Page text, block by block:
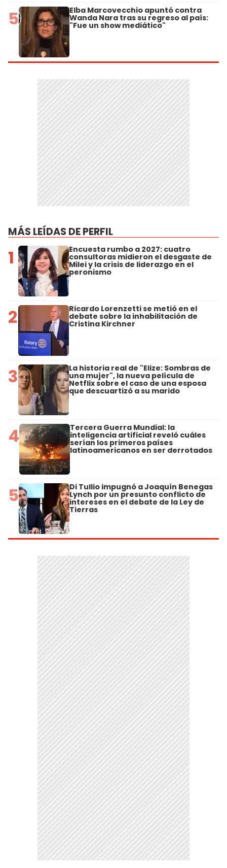
5 Elba Marcovecchio apuntó contra
Wanda Nara tras su regreso al país:
"Fue un show mediático"
MÁS LEÍDAS DE PERFIL
1 Encuesta rumbo a 2027: cuatro
consultoras midieron el desgaste de
Milei y la crisis de liderazgo en el
peronismo
2 Ricardo Lorenzetti se metió en el
debate sobre la inhabilitación de
Cristina Kirchner
3 La historia real de "Elize: Sombras de
una mujer", la nueva película de
Netflix sobre el caso de una esposa
que descuartizó a su marido
4 Tercera Guerra Mundial: la
inteligencia artificial reveló cuáles
serían los primeros países
latinoamericanos en ser derrotados
5 Di Tullio impugnó a Joaquín Benegas
Lynch por un presunto conflicto de
intereses en el debate de la Ley de
Tierras